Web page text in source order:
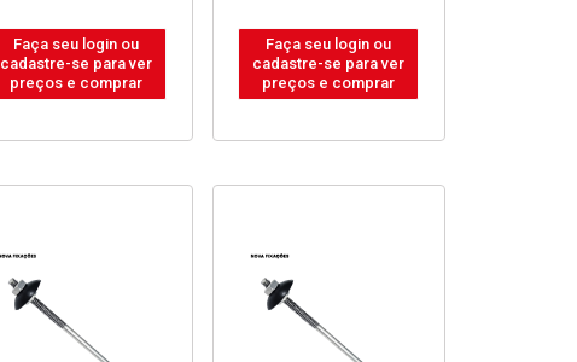
Faça seu login ou
cadastre-se para ver
preços e comprar
Faça seu login ou
cadastre-se para ver
preços e comprar